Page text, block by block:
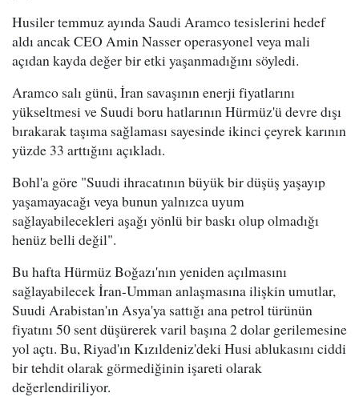
Husiler temmuz ayında Saudi Aramco tesislerini hedef
aldı ancak CEO Amin Nasser operasyonel veya mali
açıdan kayda değer bir etki yaşanmadığını söyledi.
Aramco salı günü, İran savaşının enerji fiyatlarını
yükseltmesi ve Suudi boru hatlarının Hürmüz'ü devre dışı
bırakarak taşıma sağlaması sayesinde ikinci çeyrek karının
yüzde 33 arttığını açıkladı.
Bohl'a göre "Suudi ihracatının büyük bir düşüş yaşayıp
yaşamayacağı veya bunun yalnızca uyum
sağlayabilecekleri aşağı yönlü bir baskı olup olmadığı
henüz belli değil".
Bu hafta Hürmüz Boğazı'nın yeniden açılmasını
sağlayabilecek İran-Umman anlaşmasına ilişkin umutlar,
Suudi Arabistan'ın Asya'ya sattığı ana petrol türünün
fiyatını 50 sent düşürerek varil başına 2 dolar gerilemesine
yol açtı. Bu, Riyad'ın Kızıldeniz'deki Husi ablukasını ciddi
bir tehdit olarak görmediğinin işareti olarak
değerlendiriliyor.